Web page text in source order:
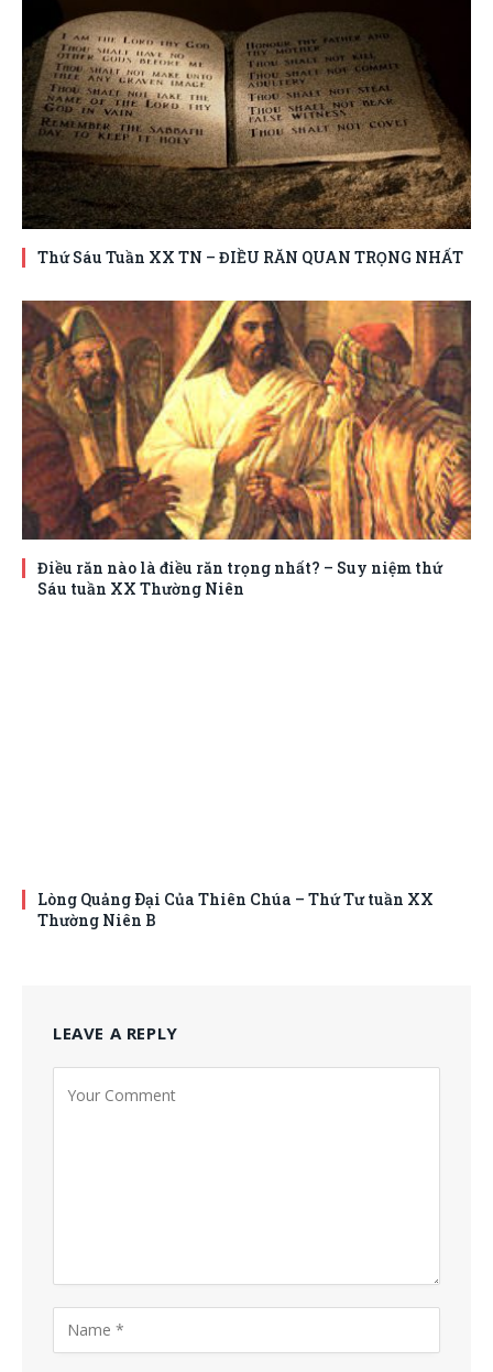
Thứ Sáu Tuần XX TN – ĐIỀU RĂN QUAN TRỌNG NHẤT
Điều răn nào là điều răn trọng nhất? – Suy niệm thứ
Sáu tuần XX Thường Niên
Lòng Quảng Ðại Của Thiên Chúa – Thứ Tư tuần XX
Thường Niên B
LEAVE A REPLY